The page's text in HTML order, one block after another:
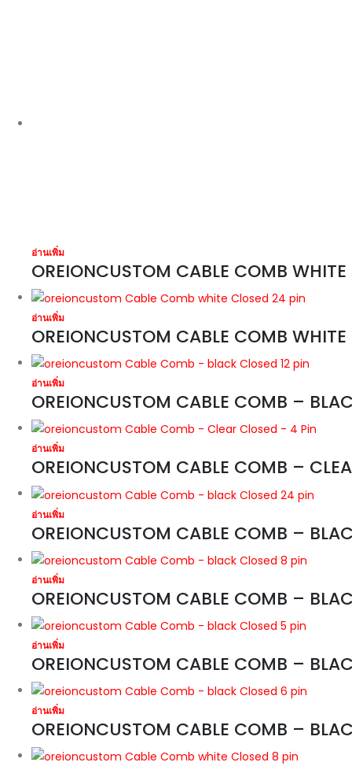
อ่านเพิ่ม
OREIONCUSTOM CABLE COMB WHITE
อ่านเพิ่ม
OREIONCUSTOM CABLE COMB
อ่านเพิ่ม
OREIONCUSTOM CABLE COMB –
อ่านเพิ่ม
OREIONCUSTOM CABLE COMB –
อ่านเพิ่ม
OREIONCUSTOM CABLE COMB –
อ่านเพิ่ม
OREIONCUSTOM CABLE COMB –
อ่านเพิ่ม
OREIONCUSTOM CABLE COMB –
อ่านเพิ่ม
OREIONCUSTOM CABLE COMB –